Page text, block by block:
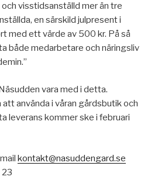
visstidsanställd mer än tre
en särskild julpresent i
med ett värde av 500 kr. På så
både medarbetare och näringsliv
vara med i detta.
använda i våran gårdsbutik och
leverans kommer ske i februari
kontakt@nasuddengard.se